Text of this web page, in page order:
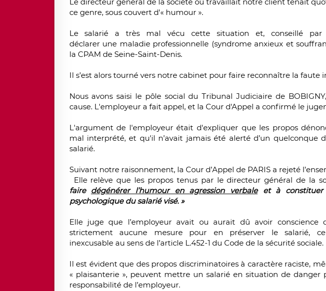
ce genre, sous couvert d'« humour ».
Le salarié a très mal vécu cette situation et, conseillé
déclarerune maladie professionnelle (syndrome anxieux et
la CPAM de Seine-Saint-Denis.
Il s’est alors tourné vers notre cabinet pour faire reconnaître la faute
Nous avons saisi le pôle social du Tribunal Judiciaire de
cause. L'employeur a fait appel, et la Cour d'Appel a confirmé le
L'argument de l'employeur était d'expliquer que les propos
mal interprété, et qu'il n’avait jamais été alertéd’un quelconque
salarié.
Suivant notre raisonnement, la Cour d’Appel de PARISa rejeté
Elle relève que les propos tenus par le directeur général de la
faire dégénérer l’humour en agression verbaleet à constituer
psychologique du salarié visé. »
Elle juge que l’employeur avait ou aurait dû avoir conscience
strictement aucune mesure pour en préserver le salarié,
inexcusableau sens de l’article L.452-1 du Code de la sécurité sociale.
Il est évident que des propos discriminatoires à caractère raciste,
« plaisanterie », peuvent mettre un salarié en situation de danger
responsabilité de l’employeur.